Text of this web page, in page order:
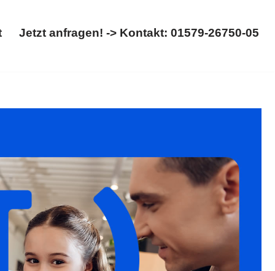
Jetzt anfragen! -> Kontakt: 01579-26750-05